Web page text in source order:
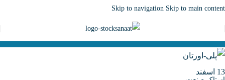
Skip to navigation Skip to main content
13 اسفند